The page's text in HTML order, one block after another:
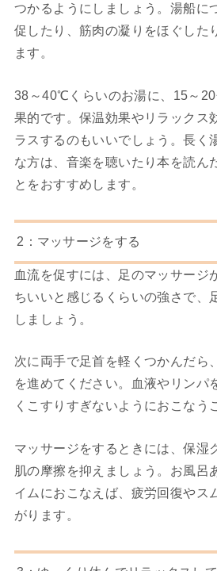
つかるようにしましょう。湯船に
促したり、筋肉の凝りをほぐした
ます。
38～40℃くらいのお湯に、15～
果的です。保温効果やリラックス
ラスするのもいいでしょう。長く
な方は、音楽を聴いたり本を読ん
とをおすすめします。
2：マッサージをする
血流を促すには、足のマッサージ
ちいいと感じるくらいの強さで、
しましょう。
次に両手で足首を軽くつかんだら
を進めてください。血液やリンパ
くこすりすぎないようにおこなう
マッサージをするときには、保湿
肌の摩擦を抑えましょう。お風呂
イムにおこなえば、 疲労回復やス
がります。